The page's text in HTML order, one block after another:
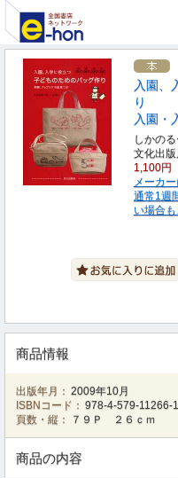
入園、
り
入園・
しかの
文化出版
1,100円
メーカ
通常1週
い場合
商品情報
出版年月： 2009年10月
ISBNコード： 978-4-579-11266-1
頁数・縦：
７９Ｐ ２６ｃｍ
商品の内容